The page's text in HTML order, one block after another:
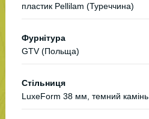
пластик Pellilam (Туреччина)
Фурнітура
GTV (Польща)
Стільниця
LuxeForm 38 мм, темний камінь